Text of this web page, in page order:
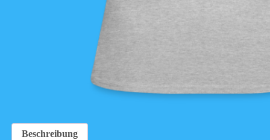
Beschreibung